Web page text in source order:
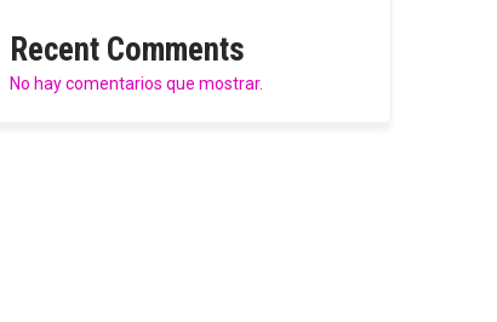
Recent Comments
No hay comentarios que mostrar.